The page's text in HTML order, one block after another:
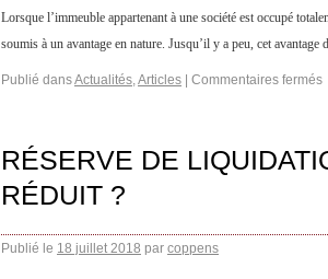
Lorsque l’immeuble appartenant à une société est occupé
soumis à un avantage en nature. Jusqu’il y a peu, cet
Publié dansActualités,Articles Commentaires fermés
RÉSERVE DE
RÉDUIT ?
Publié le 18 juillet 2018 par coppens